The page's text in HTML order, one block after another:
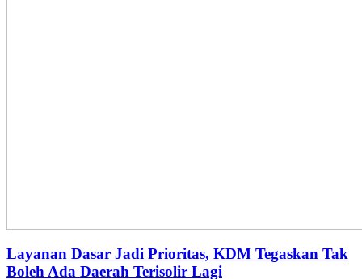
Layanan Dasar Jadi Prioritas, KDM Tegaskan Tak
Boleh Ada Daerah Terisolir Lagi